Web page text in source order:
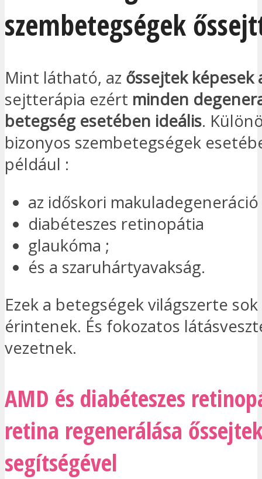
szembetegségek
Mint látható, az őssejtek képesek
sejtterápia ezért minden
betegség esetében ideális.
bizonyos szembetegségek
például :
az időskori makuladegeneráció
diabéteszes retinopátia
glaukóma ;
és a szaruhártyavakság.
Ezek a betegségek világszerte
érintenek. És fokozatos
vezetnek.
AMD és diabéteszes
retina regenerálása
segítségével